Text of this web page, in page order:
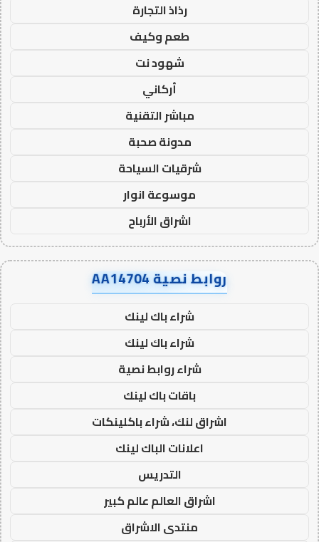
رذاذ التجارة
طعم وكيف
شهود نت
أركاني
مباشر التقنية
مدونة صحبة
شرقيات السياحة
موسوعة انوار
اشراق الأرباح
روابط نصية AA14704
شراء باك لينك
شراء باك لينك
شراء روابط نصية
باقات باك لينك
اشراق لنك، شراء باكلينكات
اعلانات الباك لينك
التدريس
اشراق العالم عالم كبير
منتدى الاشراق